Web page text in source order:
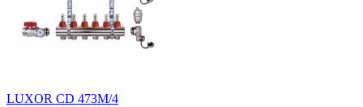
LUXOR CD 473M/4